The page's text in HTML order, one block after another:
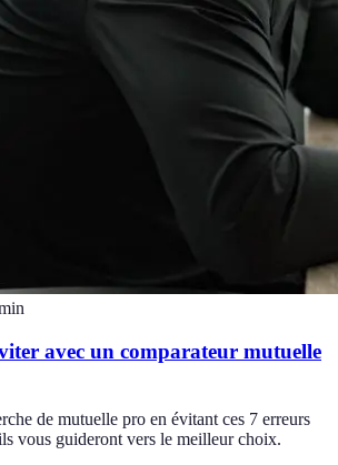
avec un comparateur mutuelle
de mutuelle pro en évitant ces 7 erreurs
vous guideront vers le meilleur choix.